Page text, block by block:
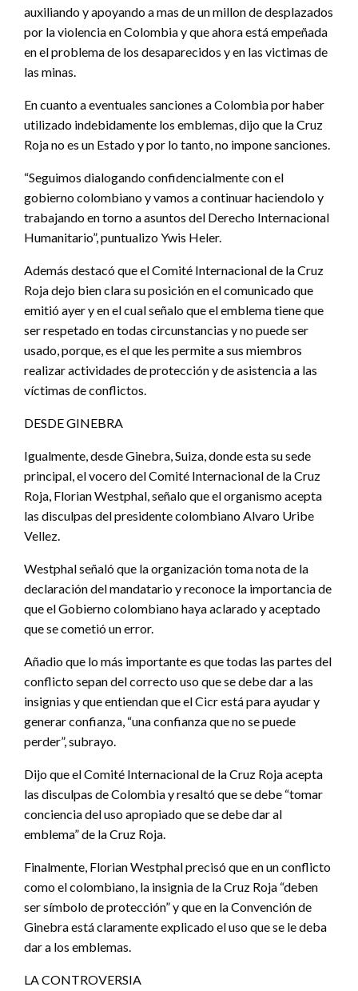
auxiliando y apoyando a mas de un millon de desplazados
por la violencia en Colombia y que ahora está empeñada
en el problema de los desaparecidos y en las victimas de
las minas.
En cuanto a eventuales sanciones a Colombia por haber
utilizado indebidamente los emblemas, dijo que la Cruz
Roja no es un Estado y por lo tanto, no impone sanciones.
“Seguimos dialogando confidencialmente con el
gobierno colombiano y vamos a continuar haciendolo y
trabajando en torno a asuntos del Derecho Internacional
Humanitario”, puntualizo Ywis Heler.
Además destacó que el Comité Internacional de la Cruz
Roja dejo bien clara su posición en el comunicado que
emitió ayer y en el cual señalo que el emblema tiene que
ser respetado en todas circunstancias y no puede ser
usado, porque, es el que les permite a sus miembros
realizar actividades de protección y de asistencia a las
víctimas de conflictos.
DESDE GINEBRA
Igualmente, desde Ginebra, Suiza, donde esta su sede
principal, el vocero del Comité Internacional de la Cruz
Roja, Florian Westphal, señalo que el organismo acepta
las disculpas del presidente colombiano Alvaro Uribe
Vellez.
Westphal señaló que la organización toma nota de la
declaración del mandatario y reconoce la importancia de
que el Gobierno colombiano haya aclarado y aceptado
que se cometió un error.
Añadio que lo más importante es que todas las partes del
conflicto sepan del correcto uso que se debe dar a las
insignias y que entiendan que el Cicr está para ayudar y
generar confianza, “una confianza que no se puede
perder”, subrayo.
Dijo que el Comité Internacional de la Cruz Roja acepta
las disculpas de Colombia y resaltó que se debe “tomar
conciencia del uso apropiado que se debe dar al
emblema” de la Cruz Roja.
Finalmente, Florian Westphal precisó que en un conflicto
como el colombiano, la insignia de la Cruz Roja “deben
ser símbolo de protección” y que en la Convención de
Ginebra está claramente explicado el uso que se le deba
dar a los emblemas.
LA CONTROVERSIA